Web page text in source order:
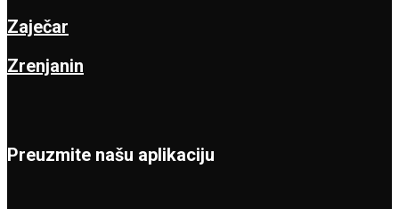
Zaječar
Zrenjanin
Preuzmite našu aplikaciju